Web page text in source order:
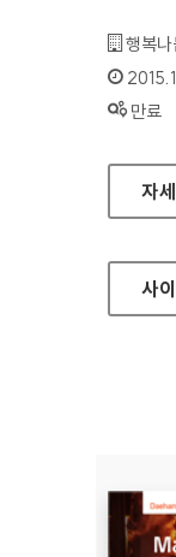
기관명
행복
인증
상태 :
만료
SK
자
사